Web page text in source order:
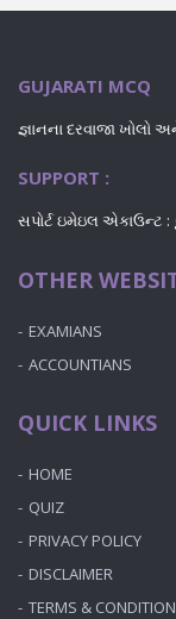
GUJARATI MCQ
જ્ઞાનના દરવાજા ખોલો
SUPPORT :
સપોર્ટ ઇમેઇલ એકાઉન્ટ :
OTHER
EXAMIANS
ACCOUNTIANS
QUICK LINKS
HOME
QUIZ
PRIVACY POLICY
DISCLAIMER
TERMS &